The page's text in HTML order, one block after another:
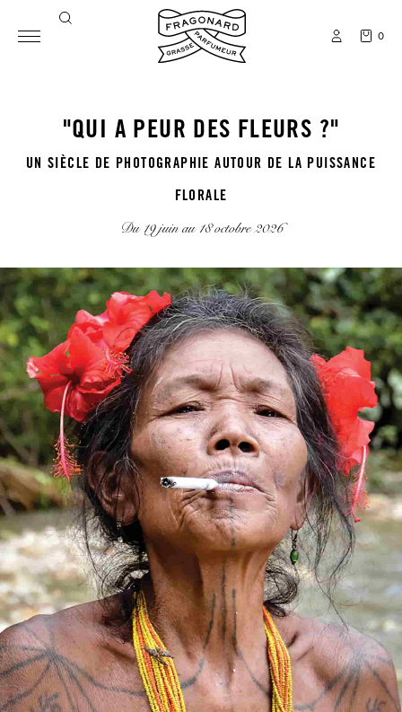
0
"QUI A PEUR DES FLEURS ?"
UN SIÈCLE DE PHOTOGRAPHIE AUTOUR DE LA PUISSANCE
FLORALE
Du 19 juin au 18 octobre 2026